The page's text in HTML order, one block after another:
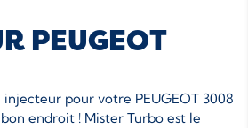
PEUGEOT
injecteur pour votre PEUGEOT 3008
endroit ! Mister Turbo est le